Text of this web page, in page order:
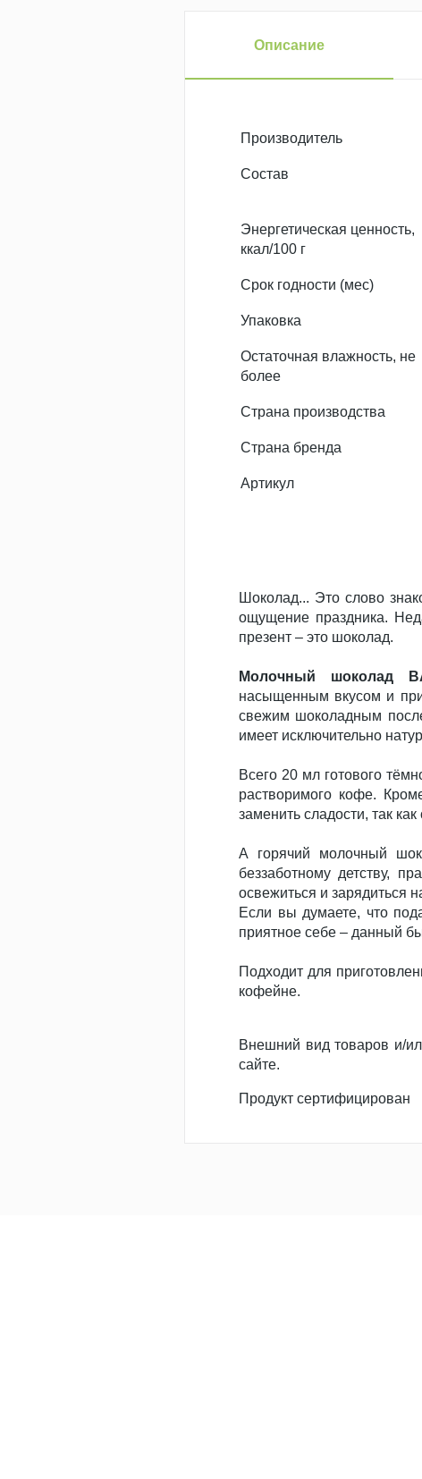
Описание
Производитель
Состав
Энергетическая ценность,
ккал/100 г
Срок годности (мес)
Упаковка
Остаточная влажность, не
более
Страна производства
Страна бренда
Артикул
Шоколад... Это слово
ощущение праздника.
презент – это шоколад.
Молочный шоколад
насыщенным вкусом и
свежим шоколадным
имеет исключительно
Всего 20 мл готового
растворимого кофе.
заменить сладости, так
А горячий молочный
беззаботному детству,
освежиться и зарядиться
Если вы думаете, что
приятное себе – данный
Подходит для
кофейне.
Внешний вид товаров и/
сайте.
Продукт сертифицирован